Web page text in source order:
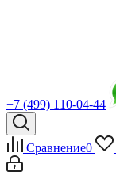
+7 (499) 110-04-44
Сравнение0